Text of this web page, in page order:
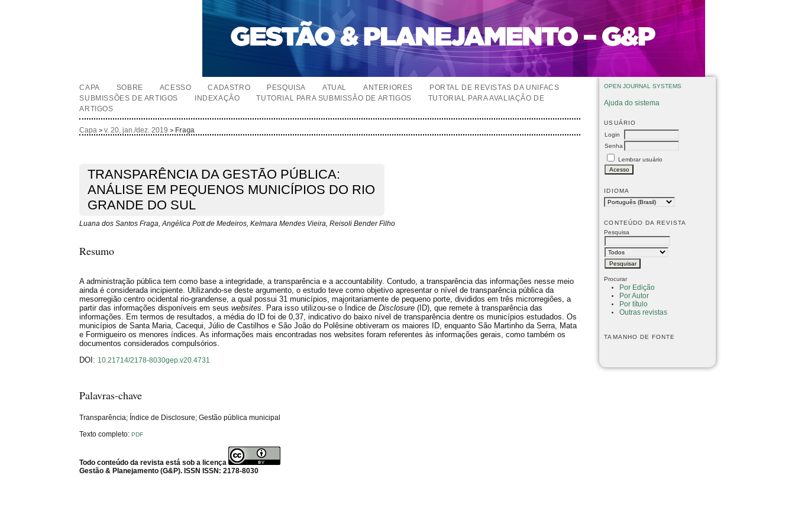
OPEN JOURNAL SYSTEMS
Ajuda do sistema
USUÁRIO
Login
Senha
Lembrar usuário
IDIOMA
CONTEÚDO DA REVISTA
Pesquisa
Procurar
Por Edição
Por Autor
Por título
Outras revistas
TAMANHO DE FONTE
CAPA SOBRE ACESSO CADASTRO PESQUISA ATUAL ANTERIORES
PORTAL DE REVISTAS DA UNIFACS
SUBMISSÕES DE ARTIGOS
INDEXAÇÃO TUTORIAL PARA SUBMISSÃO DE ARTIGOS
TUTORIAL PARA AVALIAÇÃO DE
ARTIGOS
Capa >v. 20, jan./dez. 2019 > Fraga
TRANSPARÊNCIA DA GESTÃO PÚBLICA:
ANÁLISE EM PEQUENOS MUNICÍPIOS DO RIO
GRANDE DO SUL
Luana dos Santos Fraga, Angélica Pott de Medeiros, Kelmara Mendes Vieira, Reisoli Bender Filho
Resumo
A administração pública tem como base a integridade, a transparência e a accountability. Contudo, a transparência das informações nesse meio
ainda é considerada incipiente. Utilizando-se deste argumento, o estudo teve como objetivo apresentar o nível de transparência pública da
mesorregião centro ocidental rio-grandense, a qual possui 31 municípios, majoritariamente de pequeno porte, divididos em três microrregiões, a
partir das informações disponíveis em seuswebsites . Para isso utilizou-se o Índice deDisclosure (ID), que remete à transparência das
informações. Em termos de resultados, a média do ID foi de 0,37, indicativo do baixo nível de transparência dentre os municípios estudados. Os
municípios de Santa Maria, Cacequi, Júlio de Castilhos e São João do Polêsine obtiveram os maiores ID, enquanto São Martinho da Serra, Mata
e Formigueiro os menores índices. As informações mais encontradas nos websites foram referentes às informações gerais, como também os
documentos considerados compulsórios.
DOI: 10.21714/2178-8030gep.v20.4731
Palavras-chave
Transparência; Índice de Disclosure; Gestão pública municipal
Texto completo:PDF
Todo conteúdo da revista está sob a licença
Gestão & Planejamento (G&P). ISSN ISSN: 2178-8030